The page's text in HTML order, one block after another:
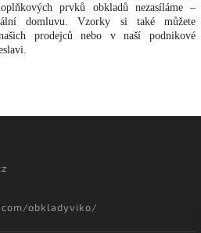
prvků obkladů nezasíláme –
domluvu. Vzorky si také můžete
prodejců nebo v naší podnikové
obkladyviko/